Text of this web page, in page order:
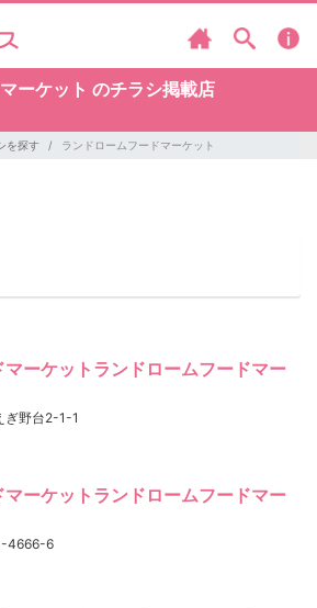
ーケット のチラシ掲載店
を探す ランドロームフードマーケット
ーケットランドロームフードマー
ぎ野台2-1-1
ーケットランドロームフードマー
4666-6